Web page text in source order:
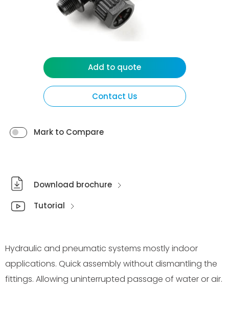
Contact Us
Mark to Compare
Add to quote
Download brochure
Tutorial
Hydraulic and pneumatic systems mostly indoor
applications. Quick assembly without dismantling the
fittings. Allowing uninterrupted passage of water or air.